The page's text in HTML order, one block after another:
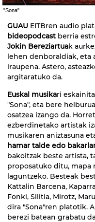
"Sona"
GUAU EITBren audio
bideopodcast berria
Jokin Bereziartuak
lehen denboraldiak, eta
iraupena. Astero,
argitaratuko da.
Euskal musikari
"Sona", eta bere helburua
osatzea izango da.
ezberdinetako artistak
musikaren aniztasuna
hamar talde edo
bakoitzak beste artista,
proposatuko ditu, mapa
laguntzeko. Besteak
Kattalin Barcena,
Fonki, Silitia, Mirotz,
dira "Sona"ren platotik.
berezi batean grabatu